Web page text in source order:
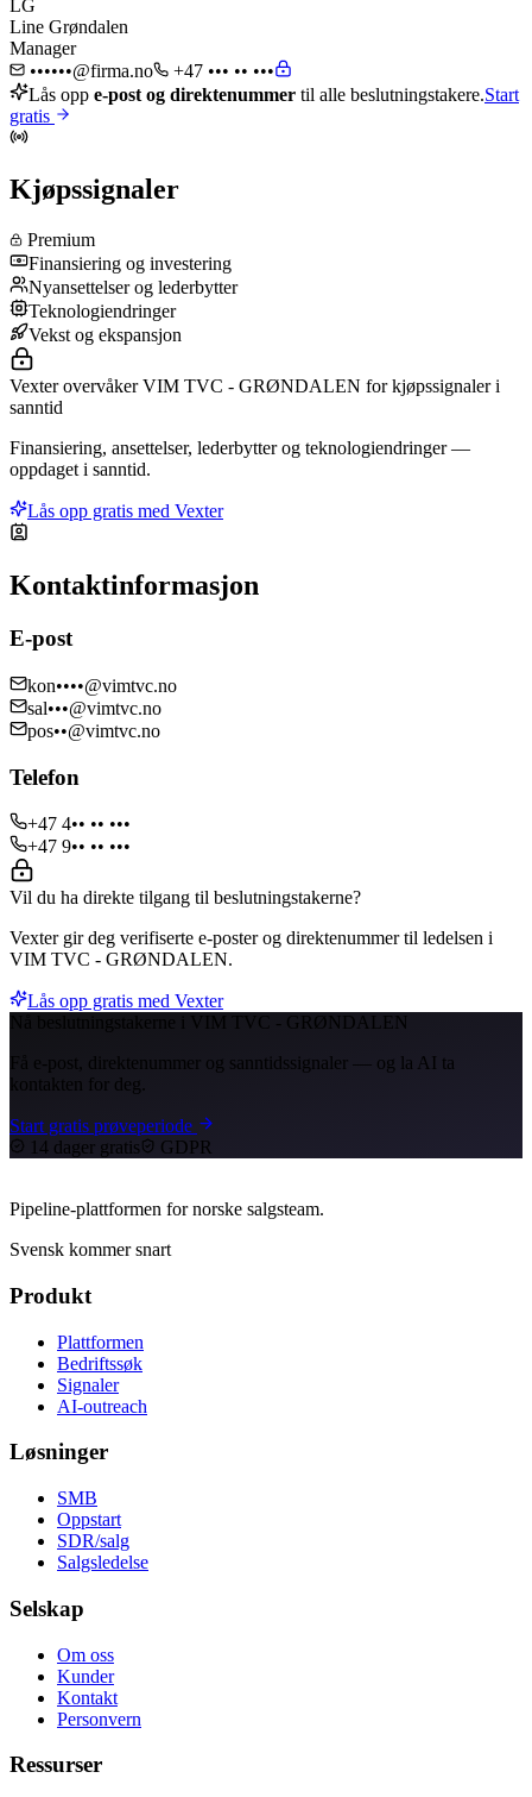
LG
Line Grøndalen
Manager
••••••@firma.no
+47 ••• •• •••
Lås opp e-post og direktenummer til alle beslutningstakere.Start
gratis
Kjøpssignaler
Premium
Finansiering og investering
Nyansettelser og lederbytter
Teknologiendringer
Vekst og ekspansjon
Vexter overvåker VIM TVC - GRØNDALEN for kjøpssignaler i
sanntid
Finansiering, ansettelser, lederbytter og teknologiendringer —
oppdaget i sanntid.
Lås opp gratis med Vexter
Kontaktinformasjon
E-post
kon••••@vimtvc.no
sal•••@vimtvc.no
pos••@vimtvc.no
Telefon
+47 4•• •• •••
+47 9•• •• •••
Vil du ha direkte tilgang til beslutningstakerne?
Vexter gir deg verifiserte e-poster og direktenummer til ledelsen i
VIM TVC - GRØNDALEN.
Lås opp gratis med Vexter
Nå beslutningstakerne i VIM TVC - GRØNDALEN
Få e-post, direktenummer og sanntidssignaler — og la AI ta
kontakten for deg.
Start gratis prøveperiode
14 dager gratis
GDPR
Pipeline-plattformen for norske salgsteam.
Svensk kommer snart
Produkt
Plattformen
Bedriftssøk
Signaler
AI-outreach
Løsninger
SMB
Oppstart
SDR/salg
Salgsledelse
Selskap
Om oss
Kunder
Kontakt
Personvern
Ressurser